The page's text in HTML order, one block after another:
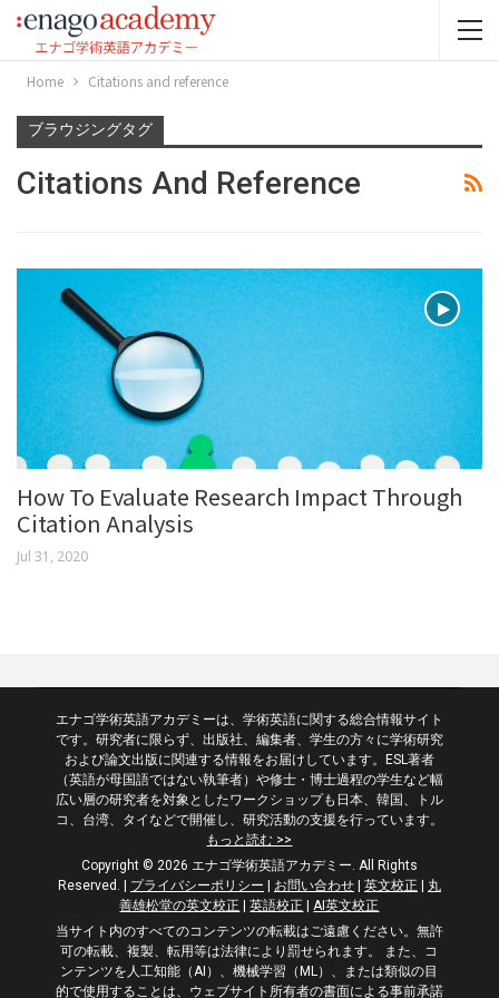
Home Citations and reference
ブラウジングタグ
Citations And Reference
How To Evaluate Research Impact Through
Citation Analysis
Jul 31, 2020
エナゴ学術英語アカデミーは、学術英語に関する総合情報サイト
です。研究者に限らず、出版社、編集者、学生の方々に学術研究
および論文出版に関連する情報をお届けしています。ESL著者
（英語が母国語ではない執筆者）や修士・博士過程の学生など幅
広い層の研究者を対象としたワークショップも日本、韓国、トル
コ、台湾、タイなどで開催し、研究活動の支援を行っています。
もっと読む >>
Copyright © 2026 エナゴ学術英語アカデミー. All Rights
Reserved. | プライバシーポリシー | お問い合わせ| 英文校正 | 丸
善雄松堂の英文校正 |英語校正 | AI英文校正
当サイト内のすべてのコンテンツの転載はご遠慮ください。無許
可の転載、複製、転用等は法律により罰せられます。 また、コ
ンテンツを人工知能（AI）、機械学習（ML）、または類似の目
的で使用することは、ウェブサイト所有者の書面による事前承諾